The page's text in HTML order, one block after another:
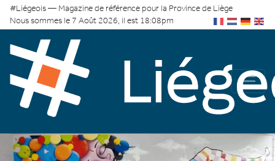
#Liégeois — Magazine de référence pour la Province de Liège
Nous sommes le 7 Août 2026, il est 18:08pm